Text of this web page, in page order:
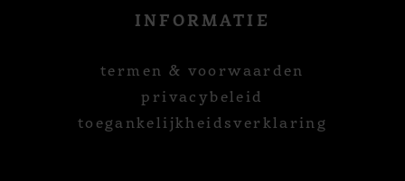
INFORMATIE
termen & voorwaarden
privacybeleid
toegankelijkheidsverklaring